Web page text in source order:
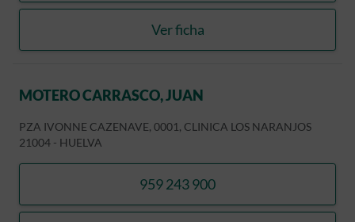
Ver ficha
CENTRO DE
MOTERO CARRASCO, JUAN
PZA IVONNE CAZENAVE, 0001, CLINICA LOS NARANJOS
21004 - HUELVA
959 243 900
llamar MOTERO